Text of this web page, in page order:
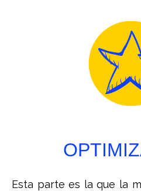
Esta parte es la que la